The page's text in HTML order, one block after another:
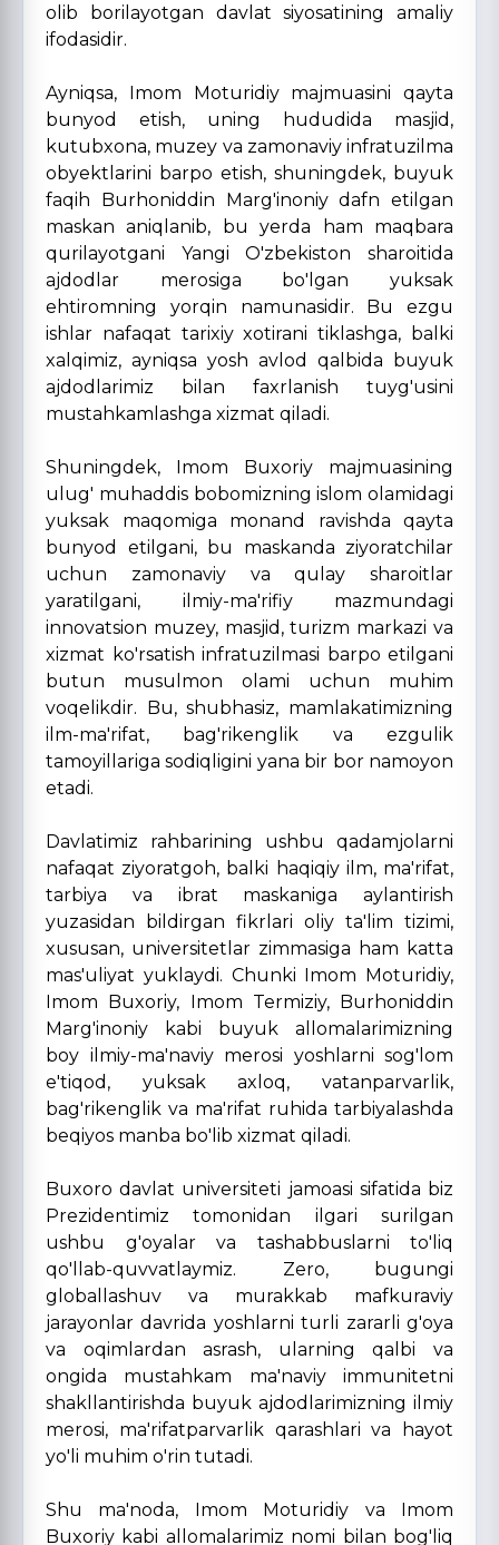
olib borilayotgan davlat siyosatining amaliy
ifodasidir.
Ayniqsa, Imom Moturidiy majmuasini qayta
bunyod etish, uning hududida masjid,
kutubxona, muzey va zamonaviy infratuzilma
obyektlarini barpo etish, shuningdek, buyuk
faqih Burhoniddin Marg'inoniy dafn etilgan
maskan aniqlanib, bu yerda ham maqbara
qurilayotgani Yangi O'zbekiston sharoitida
ajdodlar merosiga bo'lgan yuksak
ehtiromning yorqin namunasidir. Bu ezgu
ishlar nafaqat tarixiy xotirani tiklashga, balki
xalqimiz, ayniqsa yosh avlod qalbida buyuk
ajdodlarimiz bilan faxrlanish tuyg'usini
mustahkamlashga xizmat qiladi.
Shuningdek, Imom Buxoriy majmuasining
ulug' muhaddis bobomizning islom olamidagi
yuksak maqomiga monand ravishda qayta
bunyod etilgani, bu maskanda ziyoratchilar
uchun zamonaviy va qulay sharoitlar
yaratilgani, ilmiy-ma'rifiy mazmundagi
innovatsion muzey, masjid, turizm markazi va
xizmat ko'rsatish infratuzilmasi barpo etilgani
butun musulmon olami uchun muhim
voqelikdir. Bu, shubhasiz, mamlakatimizning
ilm-ma'rifat, bag'rikenglik va ezgulik
tamoyillariga sodiqligini yana bir bor namoyon
etadi.
Davlatimiz rahbarining ushbu qadamjolarni
nafaqat ziyoratgoh, balki haqiqiy ilm, ma'rifat,
tarbiya va ibrat maskaniga aylantirish
yuzasidan bildirgan fikrlari oliy ta'lim tizimi,
xususan, universitetlar zimmasiga ham katta
mas'uliyat yuklaydi. Chunki Imom Moturidiy,
Imom Buxoriy, Imom Termiziy, Burhoniddin
Marg'inoniy kabi buyuk allomalarimizning
boy ilmiy-ma'naviy merosi yoshlarni sog'lom
e'tiqod, yuksak axloq, vatanparvarlik,
bag'rikenglik va ma'rifat ruhida tarbiyalashda
beqiyos manba bo'lib xizmat qiladi.
Buxoro davlat universiteti jamoasi sifatida biz
Prezidentimiz tomonidan ilgari surilgan
ushbu g'oyalar va tashabbuslarni to'liq
qo'llab-quvvatlaymiz. Zero, bugungi
globallashuv va murakkab mafkuraviy
jarayonlar davrida yoshlarni turli zararli g'oya
va oqimlardan asrash, ularning qalbi va
ongida mustahkam ma'naviy immunitetni
shakllantirishda buyuk ajdodlarimizning ilmiy
merosi, ma'rifatparvarlik qarashlari va hayot
yo'li muhim o'rin tutadi.
Shu ma'noda, Imom Moturidiy va Imom
Buxoriy kabi allomalarimiz nomi bilan bog'liq